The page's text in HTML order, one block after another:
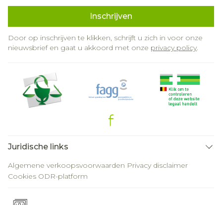
Inschrijven
Door op inschrijven te klikken, schrijft u zich in voor onze
nieuwsbrief en gaat u akkoord met onze privacy policy.
Juridische links
Algemene verkoopsvoorwaarden Privacy disclaimer
Cookies ODR-platform